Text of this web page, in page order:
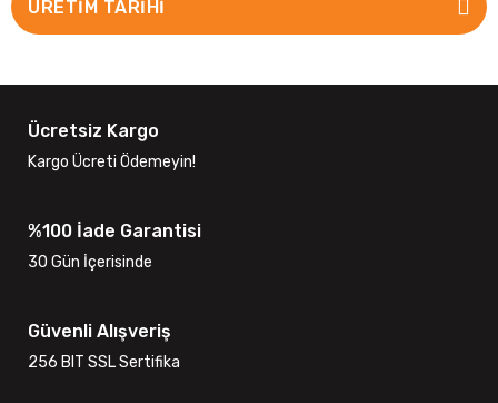
ÜRETİM TARİHİ
Ücretsiz Kargo
Kargo Ücreti Ödemeyin!
%100 İade Garantisi
30 Gün İçerisinde
Güvenli Alışveriş
256 BIT SSL Sertifika